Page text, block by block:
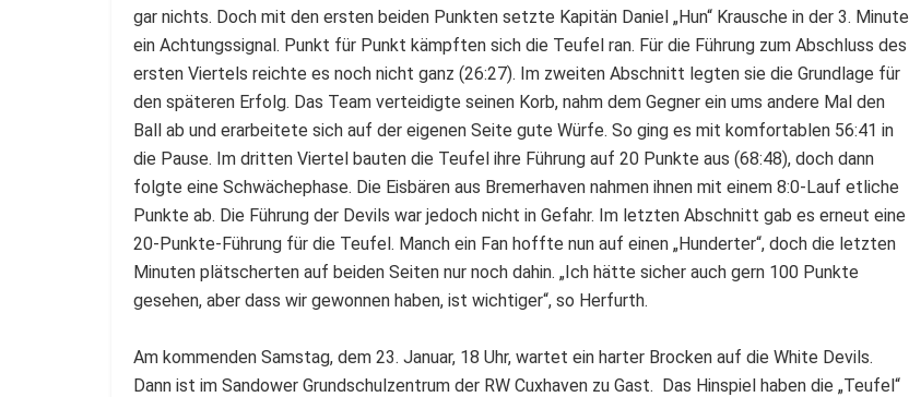
gar nichts. Doch mit den ersten beiden Punkten setzte Kapitän Daniel „Hun“ Krausche in der 3. Minute
ein Achtungssignal. Punkt für Punkt kämpften sich die Teufel ran. Für die Führung zum Abschluss des
ersten Viertels reichte es noch nicht ganz (26:27). Im zweiten Abschnitt legten sie die Grundlage für
den späteren Erfolg. Das Team verteidigte seinen Korb, nahm dem Gegner ein ums andere Mal den
Ball ab und erarbeitete sich auf der eigenen Seite gute Würfe. So ging es mit komfortablen 56:41 in
die Pause. Im dritten Viertel bauten die Teufel ihre Führung auf 20 Punkte aus (68:48), doch dann
folgte eine Schwächephase. Die Eisbären aus Bremerhaven nahmen ihnen mit einem 8:0-Lauf etliche
Punkte ab. Die Führung der Devils war jedoch nicht in Gefahr. Im letzten Abschnitt gab es erneut eine
20-Punkte-Führung für die Teufel. Manch ein Fan hoffte nun auf einen „Hunderter“, doch die letzten
Minuten plätscherten auf beiden Seiten nur noch dahin. „Ich hätte sicher auch gern 100 Punkte
gesehen, aber dass wir gewonnen haben, ist wichtiger“, so Herfurth.
Am kommenden Samstag, dem 23. Januar, 18 Uhr, wartet ein harter Brocken auf die White Devils.
Dann ist im Sandower Grundschulzentrum der RW Cuxhaven zu Gast. Das Hinspiel haben die „Teufel“